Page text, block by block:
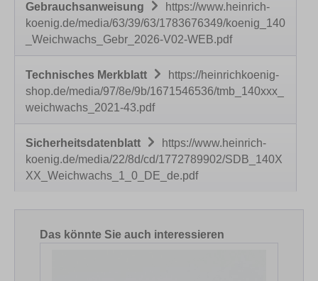
Gebrauchsanweisung
https://www.heinrich-
koenig.de/media/63/39/63/1783676349/koenig_140
_Weichwachs_Gebr_2026-V02-WEB.pdf
Technisches Merkblatt
https://heinrichkoenig-
shop.de/media/97/8e/9b/1671546536/tmb_140xxx_
weichwachs_2021-43.pdf
Sicherheitsdatenblatt
https://www.heinrich-
koenig.de/media/22/8d/cd/1772789902/SDB_140X
XX_Weichwachs_1_0_DE_de.pdf
Produktgalerie überspringen
Das könnte Sie auch interessieren